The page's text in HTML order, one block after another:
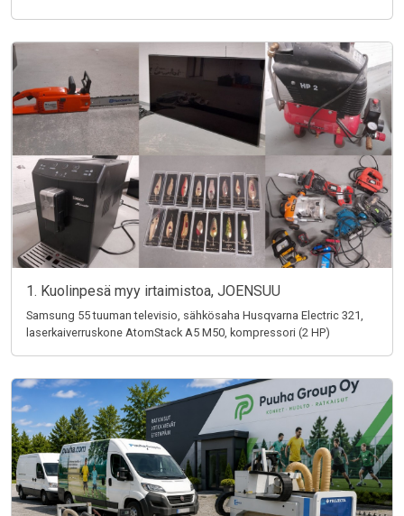
1. Kuolinpesä myy irtaimistoa, JOENSUU
Samsung 55 tuuman televisio, sähkösaha Husqvarna Electric 321,
laserkaiverruskone AtomStack A5 M50, kompressori (2 HP)